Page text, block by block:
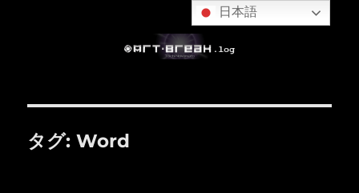
タグ:Word
日本語